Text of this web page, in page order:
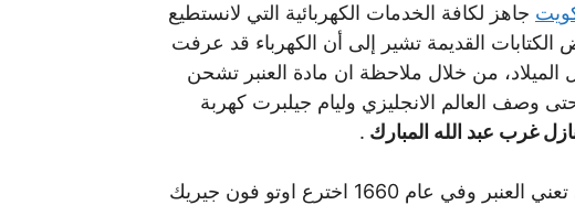
جاهز لكافة الخدمات الكهربائية التي لانستطيع
القديمة تشير إلى أن الكهرباء قد عرفت
من خلال ملاحظة ان مادة العنبر تشحن
وصف العالم الانجليزي وليام جيلبرت كهربة
غرب عبد الله المبارك .
كما صيغ مصطلح الكهرباء من الكلمة اليونانية التي تعني العنبر وفي عام 1660 اخترع اوتو فون جيريك